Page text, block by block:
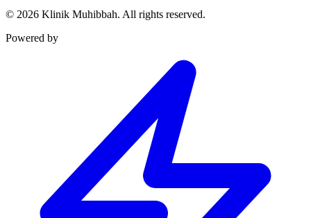
© 2026 Klinik Muhibbah. All rights reserved.
Powered by